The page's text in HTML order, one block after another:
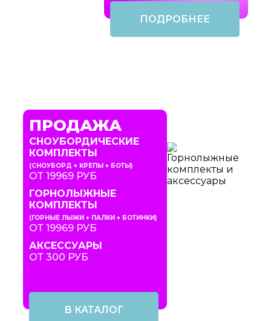
ПОДРОБНЕЕ
ПРОДАЖА
СНОУБОРДИЧЕСКИЕ
КОМПЛЕКТЫ
(СНОУБОРД + КРЕПЫ + БОТЫ)
ОТ 19969 РУБ
ГОРНОЛЫЖНЫЕ
КОМПЛЕКТЫ
(ГОРНЫЕ ЛЫЖИ + ПАЛКИ + БОТИНКИ)
ОТ 19969 РУБ
АКСЕССУАРЫ
ОТ 300 РУБ
В КАТАЛОГ